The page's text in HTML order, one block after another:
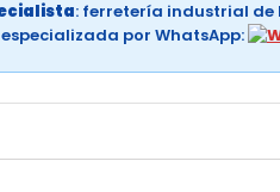
: ferretería industrial de
por WhatsApp: